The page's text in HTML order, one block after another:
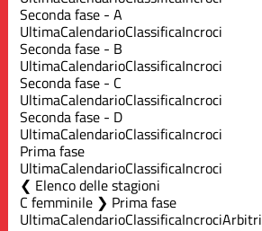
Seconda fase - A
UltimaCalendarioClassificaIncroci
Seconda fase - B
UltimaCalendarioClassificaIncroci
Seconda fase - C
UltimaCalendarioClassificaIncroci
Seconda fase - D
UltimaCalendarioClassificaIncroci
Prima fase
UltimaCalendarioClassificaIncroci
Elenco delle stagioni
C femminile ❯ Prima fase
UltimaCalendarioClassificaIncrociArbitri